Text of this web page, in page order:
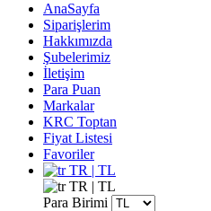
AnaSayfa
Siparişlerim
Hakkımızda
Şubelerimiz
İletişim
Para Puan
Markalar
KRC Toptan
Fiyat Listesi
Favoriler
TR | TL
TR | TL
Para Birimi